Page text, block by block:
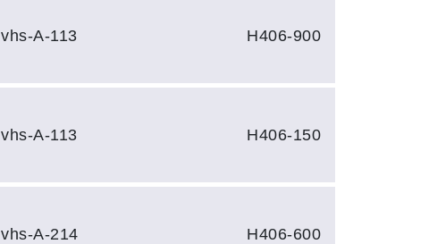
vhs-A-113 H406-900
vhs-A-113 H406-150
vhs-A-214 H406-600